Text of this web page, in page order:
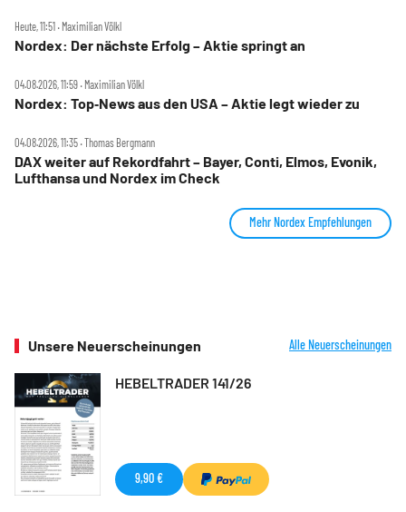
Heute, 11:51 ‧ Maximilian Völkl
Nordex: Der nächste Erfolg – Aktie springt an
04.08.2026, 11:59 ‧ Maximilian Völkl
Nordex: Top‑News aus den USA – Aktie legt wieder zu
04.08.2026, 11:35 ‧ Thomas Bergmann
DAX weiter auf Rekordfahrt – Bayer, Conti, Elmos, Evonik,
Lufthansa und Nordex im Check
Mehr Nordex Empfehlungen
Unsere Neuerscheinungen Alle Neuerscheinungen
HEBELTRADER 141/26
9,90 €